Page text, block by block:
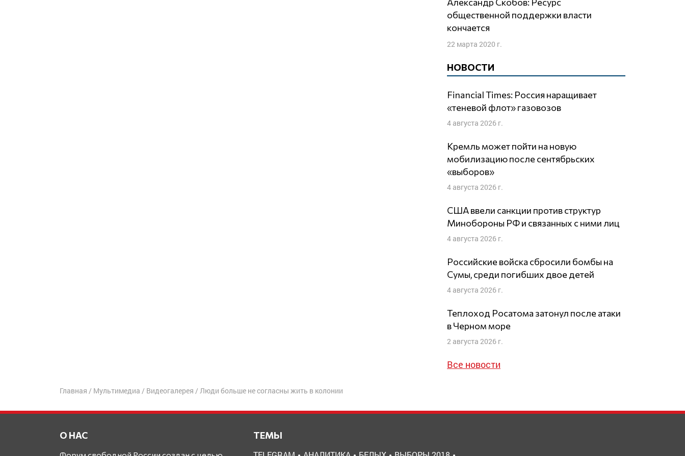
общественной поддержки власти
кончается
22 марта 2020 г.
НОВОСТИ
Financial Times: Россия наращивает
«теневой флот» газовозов
4 августа 2026 г.
Кремль может пойти на новую
мобилизацию после сентябрьских
«выборов»
4 августа 2026 г.
США ввели санкции против структур
Минобороны РФ и связанных с ними лиц
4 августа 2026 г.
Российские войска сбросили бомбы на
Сумы, среди погибших двое детей
4 августа 2026 г.
Теплоход Росатома затонул после атаки
в Черном море
2 августа 2026 г.
Все новости
Главная / Мультимедиа / Видеогалерея / Люди больше не согласны жить в колонии
О НАС ТЕМЫ